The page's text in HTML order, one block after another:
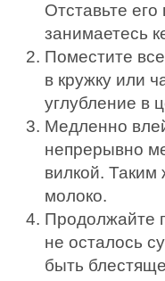
Отставьте его
занимаетесь
Поместите
в кружку или
углубление в
Медленно
непрерывно
вилкой. Таким
молоко.
Продолжайте
не осталось
быть